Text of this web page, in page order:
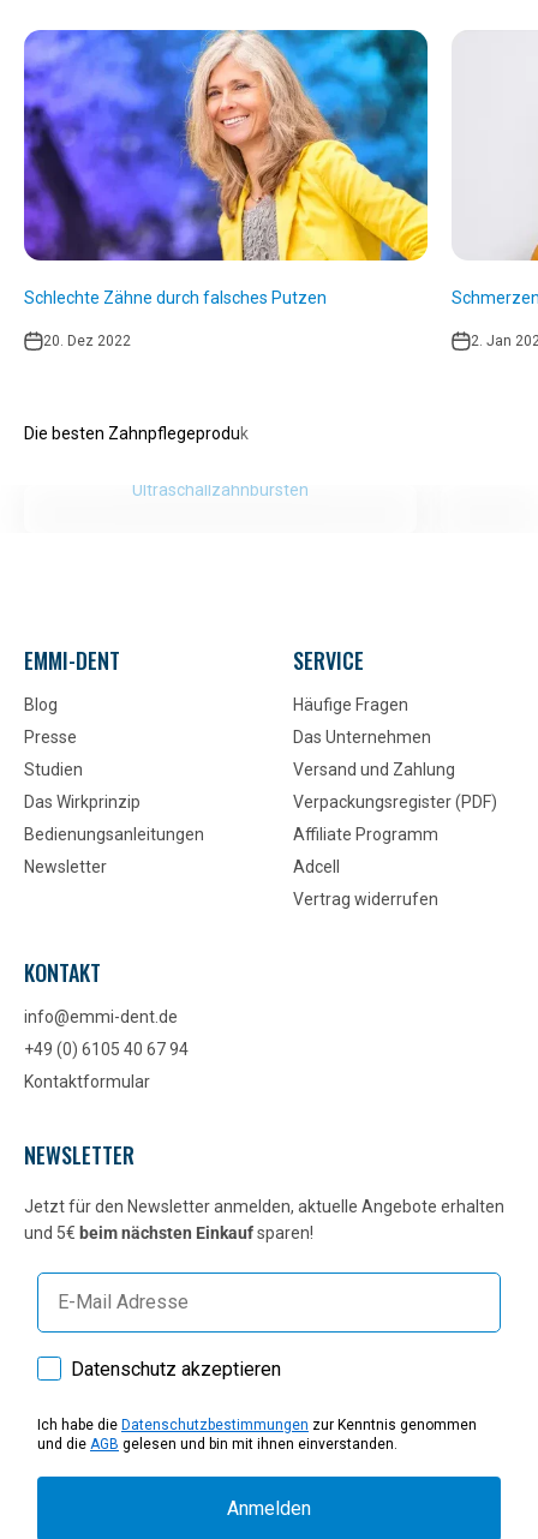
Schlechte Zähne durch falsches Putzen
20. Dez 2022 2. Jan
Ultraschallzahnbürsten
EMMI-DENT
Blog
Presse
Studien
Das Wirkprinzip
Bedienungsanleitungen
Newsletter
SERVICE
Häufige Fragen
Das Unternehmen
Versand und Zahlung
Verpackungsregister (PDF)
Affiliate Programm
Adcell
Vertrag widerrufen
KONTAKT
info@emmi-dent.de
+49 (0) 6105 40 67 94
Kontaktformular
NEWSLETTER
Jetzt für den Newsletter anmelden, aktuelle Angebote erhalten
und 5€ beim nächsten Einkaufsparen!
E-mail
How would you like to hear from us?
Datenschutz akzeptieren
Ich habe die Datenschutzbestimmungen zur Kenntnis genommen
und die AGB gelesen und bin mit ihnen einverstanden.
Anmelden